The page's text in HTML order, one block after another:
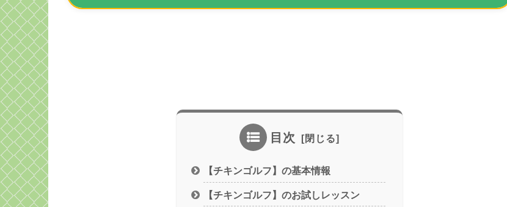
目次
【チキンゴルフ】の基本情報
【チキンゴルフ】のお試しレッスン